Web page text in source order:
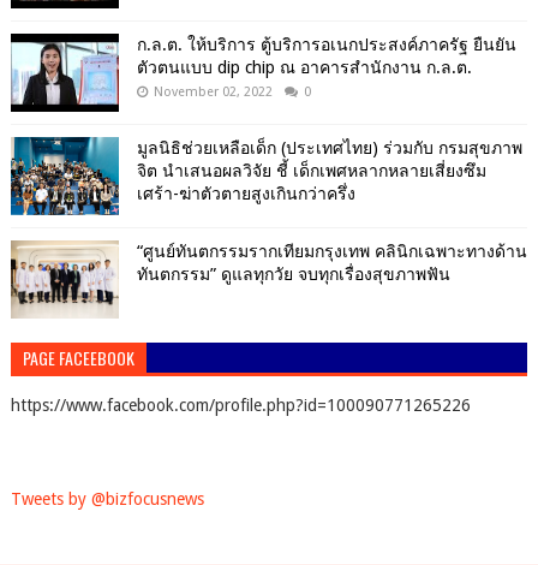
ก.ล.ต. ให้บริการ ตู้บริการอเนกประสงค์ภาครัฐ ยืนยัน
ตัวตนแบบ dip chip ณ อาคารสำนักงาน ก.ล.ต.
November 02, 2022 0
มูลนิธิช่วยเหลือเด็ก (ประเทศไทย) ร่วมกับ กรมสุขภาพ
จิต นำเสนอผลวิจัย ชี้ เด็กเพศหลากหลายเสี่ยงซึม
เศร้า-ฆ่าตัวตายสูงเกินกว่าครึ่ง
“ศูนย์ทันตกรรมรากเทียมกรุงเทพ คลินิกเฉพาะทางด้าน
ทันตกรรม” ดูแลทุกวัย จบทุกเรื่องสุขภาพฟัน
PAGE FACEEBOOK
https://www.facebook.com/profile.php?id=100090771265226
Tweets by @bizfocusnews